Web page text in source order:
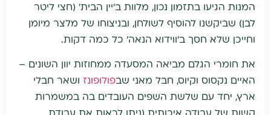
המנות הגיעו בתזמון נכון, מלוות ב'יין הבית' (חצי ליטר
לבן) שביקשנו להוסיף לשולחן, ובניצוחו של מלצר מיומן
וחייכן שלא חסך ב'ווידוא הנאה' כל כמה דקות.
את חומרי הגלם מביאה המסעדה ממחוזות יוון השונים –
האיים נקסוס וקיוס, חבל מאני שבפולופונז ושאר חבלי
ארץ, יחד עם שלשת השפים העובדים בה במשמרות